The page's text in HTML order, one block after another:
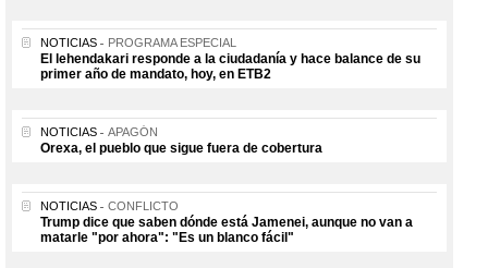
NOTICIAS PROGRAMA ESPECIAL
El lehendakari responde a la ciudadanía y hace balance de su
primer año de mandato, hoy, en ETB2
NOTICIAS APAGÓN
Orexa, el pueblo que sigue fuera de cobertura
NOTICIAS CONFLICTO
Trump dice que saben dónde está Jamenei, aunque no van a
matarle "por ahora": "Es un blanco fácil"